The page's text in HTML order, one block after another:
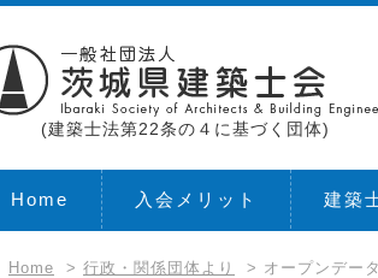
(建築士法第22条の４に基づく団体)
Home 入会メリット 建築
Home > 行政・関係団体より > オープンデー